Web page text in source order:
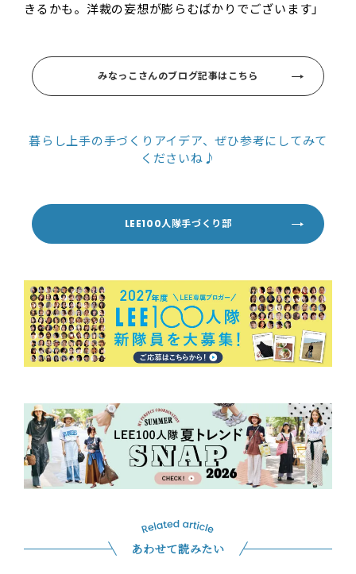
きるかも。洋裁の妄想が膨らむばかりでございます」
みなっこさんのブログ記事はこちら
暮らし上手の手づくりアイデア、ぜひ参考にしてみて
くださいね♪
LEE100人隊手づくり部
あわせて読みたい